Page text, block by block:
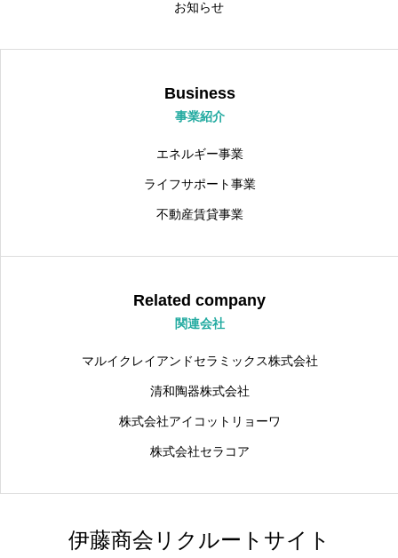
お知らせ
Business
事業紹介
エネルギー事業
ライフサポート事業
不動産賃貸事業
Related company
関連会社
マルイクレイアンドセラミックス株式会社
清和陶器株式会社
株式会社アイコットリョーワ
株式会社セラコア
伊藤商会リクルートサイト